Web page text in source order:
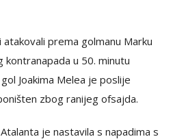
prema golmanu Marku
u 50. minutu
Joakima Melea je poslije
zbog ranijeg ofsajda.
je nastavila s napadima s